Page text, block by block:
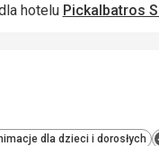
hotelu Pickalbatros
dla dzieci i dorosłych